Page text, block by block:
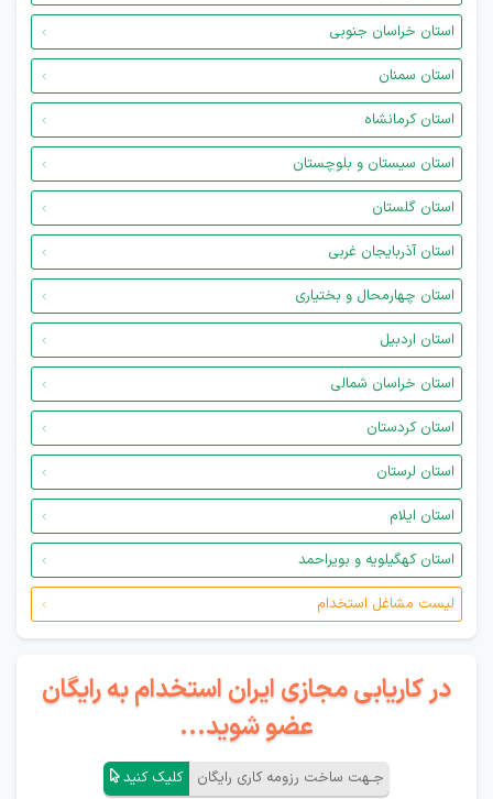
استان خراسان جنوبی
استان سمنان
استان کرمانشاه
استان سیستان و بلوچستان
استان گلستان
استان آذربایجان غربی
استان چهارمحال و بختیاری
استان اردبیل
استان خراسان شمالی
استان کردستان
استان لرستان
استان ایلام
استان کهگیلویه و بویراحمد
لیست مشاغل استخدام
در کاریابی مجازی ایران استخدام به رایگان
عضو شوید...
جـهت ساخت رزومه کاری رایگان کلیک کنید